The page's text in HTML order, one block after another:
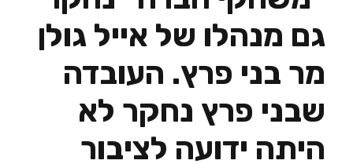
גם מנהלו של אייל גולן
מר בני פרץ. העובדה
שבני פרץ נחקר לא
היתה ידועה לציבור